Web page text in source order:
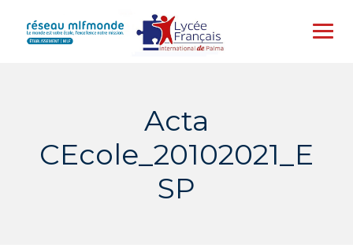
content
Acta
CEcole_20102021_E
SP